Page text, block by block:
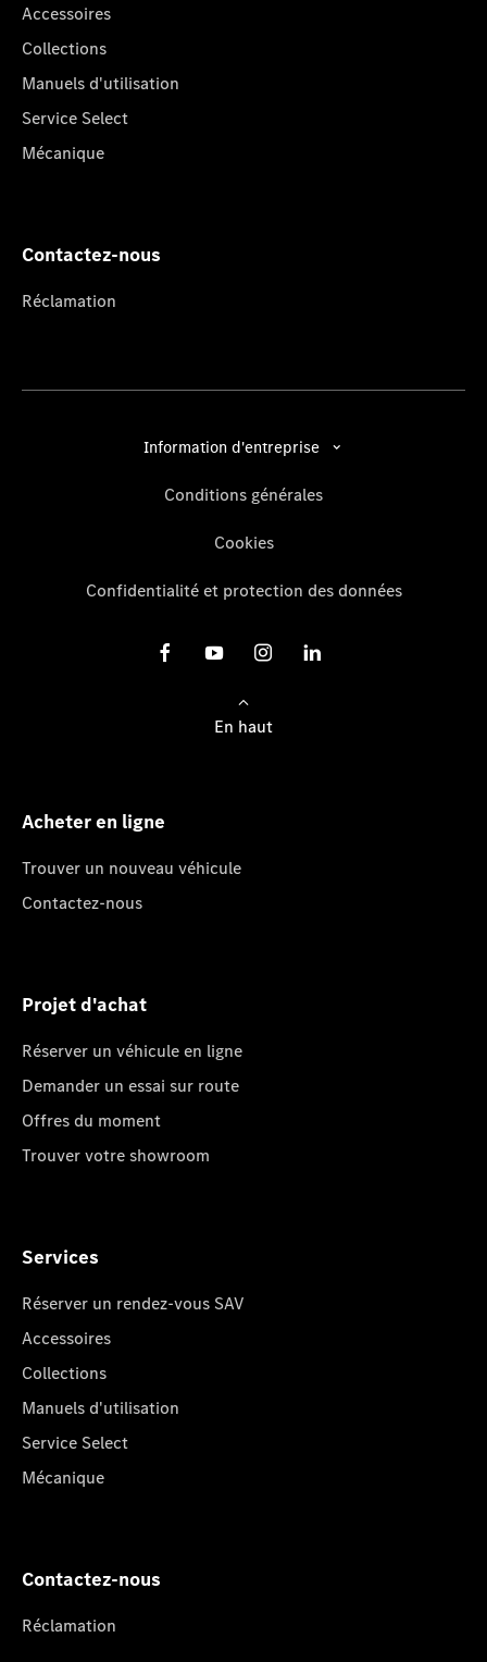
Accessoires
Collections
Manuels d'utilisation
Service Select
Mécanique
Contactez-nous
Réclamation
Information d'entreprise
Conditions générales
Cookies
Confidentialité et protection des données
En haut
Acheter en ligne
Trouver un nouveau véhicule
Contactez-nous
Projet d'achat
Réserver un véhicule en ligne
Demander un essai sur route
Offres du moment
Trouver votre showroom
Services
Réserver un rendez-vous SAV
Accessoires
Collections
Manuels d'utilisation
Service Select
Mécanique
Contactez-nous
Réclamation